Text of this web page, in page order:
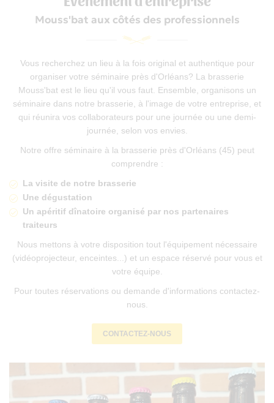
VALIDER VOTRE PANIER
Mouss'bat aux côtés des professionnels
Vous recherchez un lieu à la fois original et authentique pour
organiser votre séminaire près d'Orléans? La brasserie
Mouss'bat est le lieu qu'il vous faut. Ensemble, organisons un
séminaire dans notre brasserie, à l'image de votre entreprise, et
qui réunira vos collaborateurs pour une journée ou une demi-
journée, selon vos envies.
Notre offre séminaire à la brasserie près d'Orléans (45) peut
comprendre :
La visite de notre brasserie
Une dégustation
Un apéritif dînatoire organisé par nos partenaires
traiteurs
Nous mettons à votre disposition tout l'équipement nécessaire
(vidéoprojecteur, enceintes...) et un espace réservé pour vous et
votre équipe.
Pour toutes réservations ou demande d'informations contactez-
nous.
CONTACTEZ-NOUS